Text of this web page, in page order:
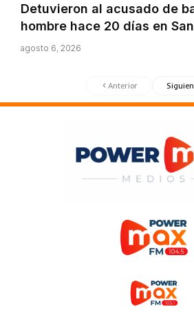
Detuvieron al acusado de
hombre hace 20 días en
agosto 6, 2026
Anterior